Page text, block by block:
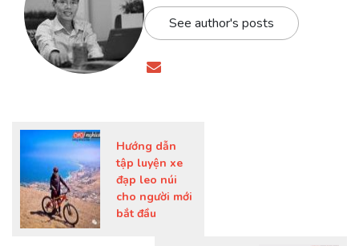
See author's posts
Hướng dẫn
tập luyện xe
đạp leo núi
cho người mới
bắt đầu